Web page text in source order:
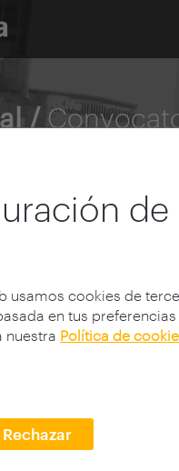
de
usamos cookies de
en tus
nuestra Política de
Rechazar
/